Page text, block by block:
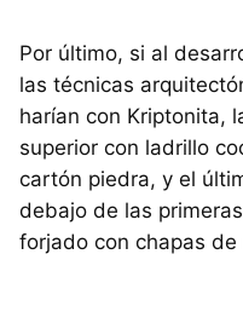
Por último, si al
las técnicas
harían con Kriptonita,
superior con ladrillo
cartón piedra, y el
debajo de las
forjado con chapas